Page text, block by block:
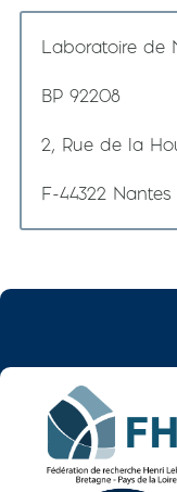
Laboratoire de
BP 92208
2, Rue de la
F-44322